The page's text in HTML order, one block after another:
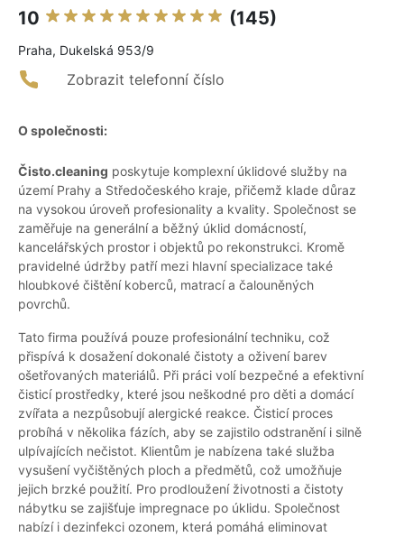
10 (145)
Praha, Dukelská 953/9
Zobrazit telefonní číslo
O společnosti:
Čisto.cleaning poskytuje komplexní úklidové služby na
území Prahy a Středočeského kraje, přičemž klade důraz
na vysokou úroveň profesionality a kvality. Společnost se
zaměřuje na generální a běžný úklid domácností,
kancelářských prostor i objektů po rekonstrukci. Kromě
pravidelné údržby patří mezi hlavní specializace také
hloubkové čištění koberců, matrací a čalouněných
povrchů.
Tato firma používá pouze profesionální techniku, což
přispívá k dosažení dokonalé čistoty a oživení barev
ošetřovaných materiálů. Při práci volí bezpečné a efektivní
čisticí prostředky, které jsou neškodné pro děti a domácí
zvířata a nezpůsobují alergické reakce. Čisticí proces
probíhá v několika fázích, aby se zajistilo odstranění i silně
ulpívajících nečistot. Klientům je nabízena také služba
vysušení vyčištěných ploch a předmětů, což umožňuje
jejich brzké použití. Pro prodloužení životnosti a čistoty
nábytku se zajišťuje impregnace po úklidu. Společnost
nabízí i dezinfekci ozonem, která pomáhá eliminovat